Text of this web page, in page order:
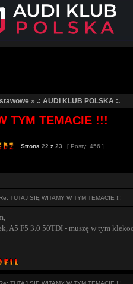
» .: AUDI KLUB POLSKA :.
TYM TEMACIE !!!
Strona 22 z 23 [ Posty: 456 ]
Re: TUTAJ SIĘ WITAMY W TYM TEMACIE !!!
A5 F5 3.0 50TDI - muszę w tym